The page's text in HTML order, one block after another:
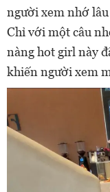
người xem nhớ
Chỉ với một câu
nàng hot girl này
khiến người xem